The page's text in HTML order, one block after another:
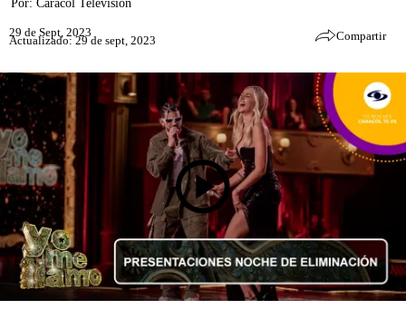
Por: Caracol Televisión
29 de Sept, 2023
Actualizado: 29 de sept, 2023 Compartir